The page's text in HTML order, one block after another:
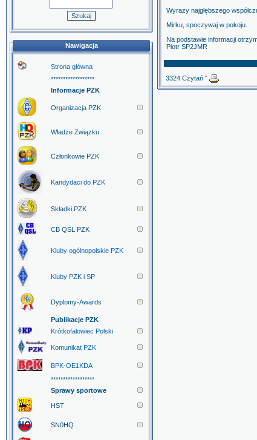
Nawigacja
Strona główna
******************
Informacje PZK
Organizacja PZK
Władze Związku
Członkowie PZK
Kandydaci do PZK
Składki PZK
CB QSL PZK
Kluby ogólnopolskie PZK
Kluby PZK i SP
Dyplomy-Awards
Publikacje PZK
Krótkofalowiec Polski
Komunikat PZK
BPK-OE1KDA
******************
Sprawy sportowe
HST
SN0HQ
Wyrazy najgłębszego
Mirku, spoczywaj w pokoju.
Na podstawie informacji
Piotr SP2JMR
3324 Czytań ˇ